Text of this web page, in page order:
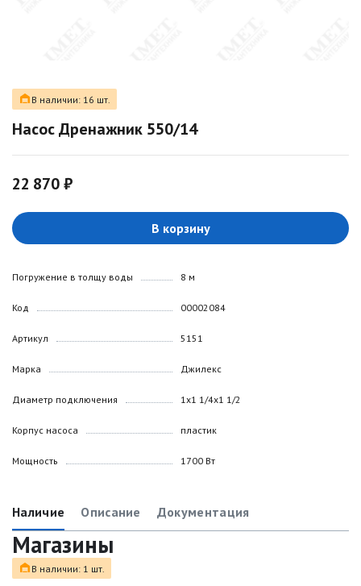
В наличии: 16 шт.
Насос Дренажник 550/14
22 870 ₽
В корзину
Погружение в толщу воды
Код
Артикул
Марка
Диаметр подключения
Корпус насоса
Мощность
8 м
00002084
5151
Джилекс
1х1 1/4х1 1/2
пластик
1700 Вт
Наличие Описание Документация
Магазины
В наличии: 1 шт.